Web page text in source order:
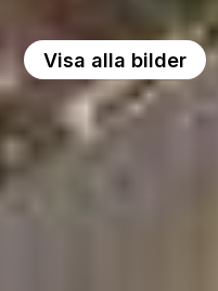
Visa alla bilder